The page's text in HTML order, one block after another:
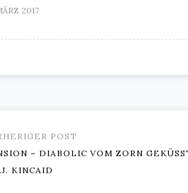
2017
POST
– DIABOLIC VOM ZORN
KINCAID